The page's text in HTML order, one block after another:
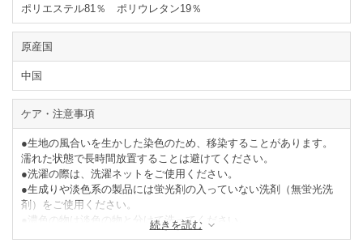
ポリエステル81％ ポリウレタン19％
原産国
中国
ケア・注意事項
●生地の風合いを生かした染色のため、移染することがあります。
濡れた状態で長時間放置することは避けてください。
●洗濯の際は、洗濯ネットをご使用ください。
●生成りや淡色系の製品には蛍光剤の入っていない洗剤（無蛍光洗
剤）をご使用ください。
●濃色の物は淡色の物と分けて洗ってください。
続きを読む